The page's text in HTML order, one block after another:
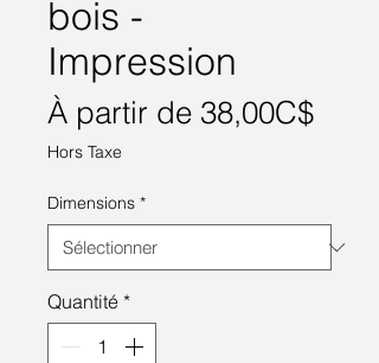
bois -
Impression
À partir de 38,00C$Prix
Hors Taxe
Dimensions *
Quantité *